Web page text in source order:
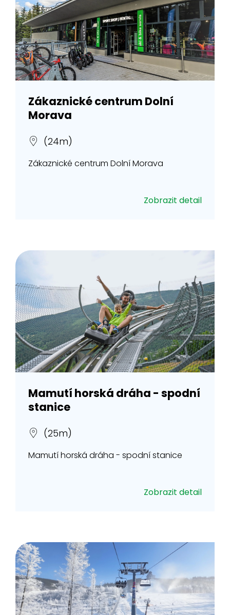
Zákaznické centrum Dolní
Morava
(24m)
Zákaznické centrum Dolní Morava
Zobrazit detail
Mamutí horská dráha - spodní
stanice
(25m)
Mamutí horská dráha - spodní stanice
Zobrazit detail